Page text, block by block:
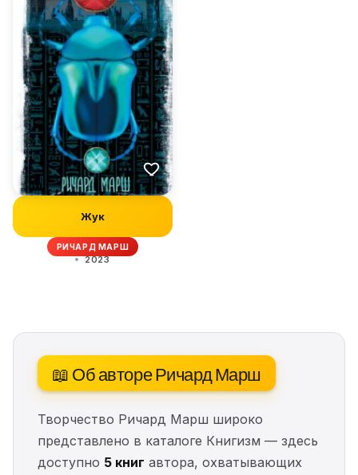
Жук
РИЧАРД МАРШ
2023
📖 Об авторе Ричард Марш
Творчество Ричард Марш широко
представлено в каталоге Книгизм — здесь
доступно 5 книг автора, охватывающих